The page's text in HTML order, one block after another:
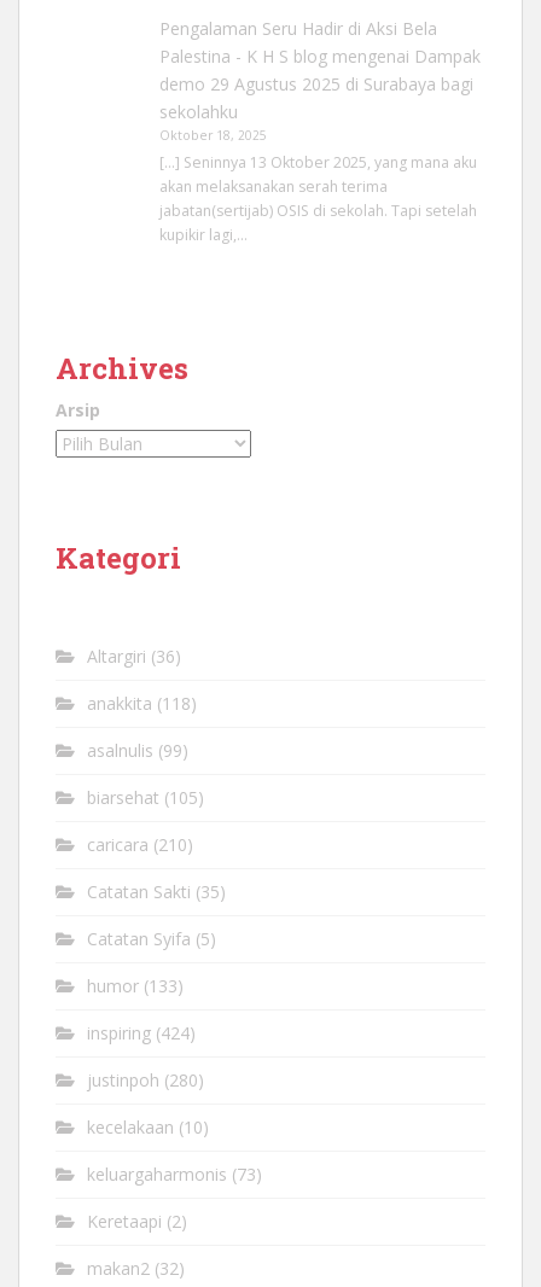
Pengalaman Seru Hadir di Aksi Bela
Palestina - K H S blogmengenai Dampak
demo 29 Agustus 2025 di Surabaya bagi
sekolahku
Oktober 18, 2025
[…] Seninnya 13 Oktober 2025, yang mana aku
akan melaksanakan serah terima
jabatan(sertijab) OSIS di sekolah. Tapi setelah
kupikir lagi,…
Archives
Arsip
Kategori
Altargiri (36)
anakkita (118)
asalnulis (99)
biarsehat (105)
caricara (210)
Catatan Sakti (35)
Catatan Syifa (5)
humor (133)
inspiring (424)
justinpoh (280)
kecelakaan (10)
keluargaharmonis (73)
Keretaapi (2)
makan2 (32)